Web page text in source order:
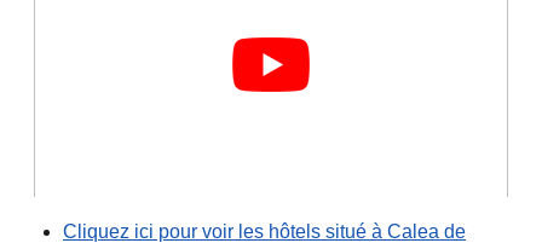
Cliquez ici pour voir les hôtels situé à Calea de